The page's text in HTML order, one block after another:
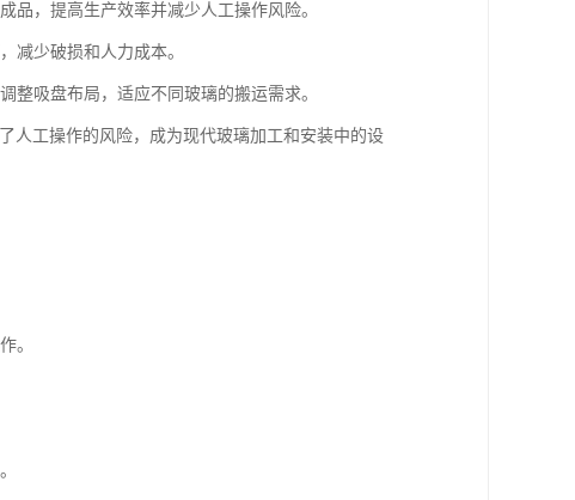
品，提高生产效率并减少人工操作风险。
减少破损和人力成本。
整吸盘布局，适应不同玻璃的搬运需求。
人工操作的风险，成为现代玻璃加工和安装中的设
。